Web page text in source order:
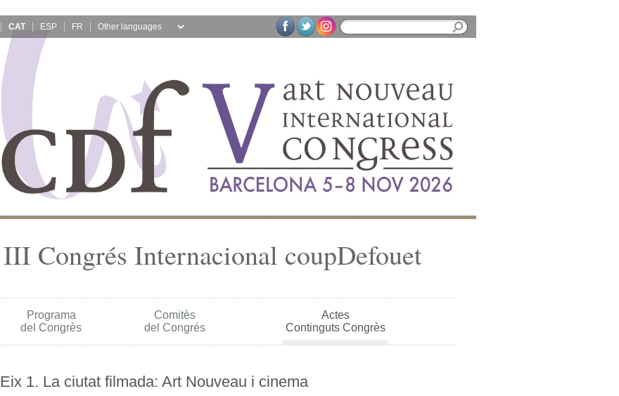
CAT ESP FR
III Congrés Internacional coupDefouet
Programa
del Congrès
Comitès
del Congrés
Actes
Continguts Congrès
Eix 1. La ciutat filmada: Art Nouveau i cinema